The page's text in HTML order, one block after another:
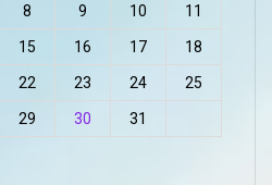
8 9 10 11
15 16 17 18
22 23 24 25
29 30
31